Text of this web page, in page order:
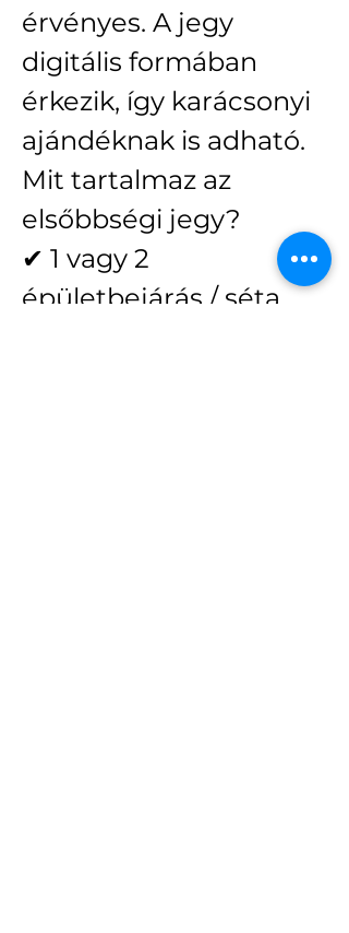
érvényes. A jegy
digitális formában
érkezik, így karácsonyi
ajándéknak is adható.
Mit tartalmaz az
elsőbbségi jegy?
✔ 1 vagy 2
épületbejárás / séta